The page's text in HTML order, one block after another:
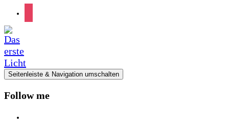
Seitenleiste & Navigation umschalten
Follow me